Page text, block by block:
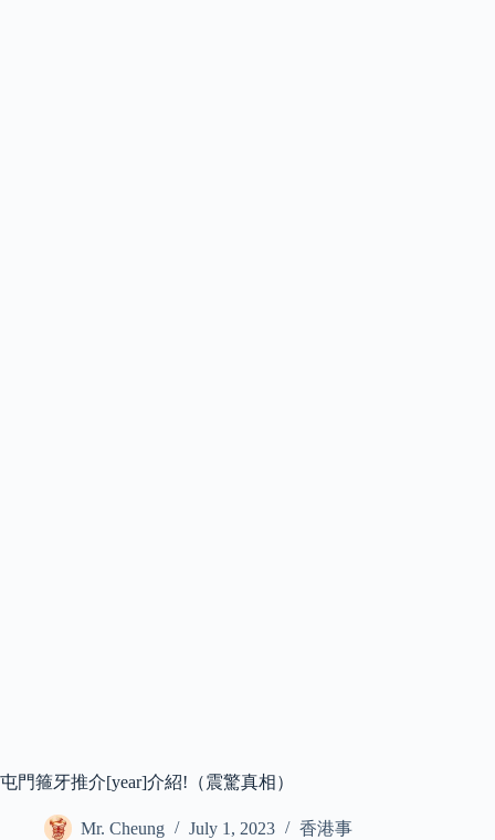
屯門箍牙推介[year]介紹!（震驚真相）
Mr. Cheung July 1, 2023 香港事